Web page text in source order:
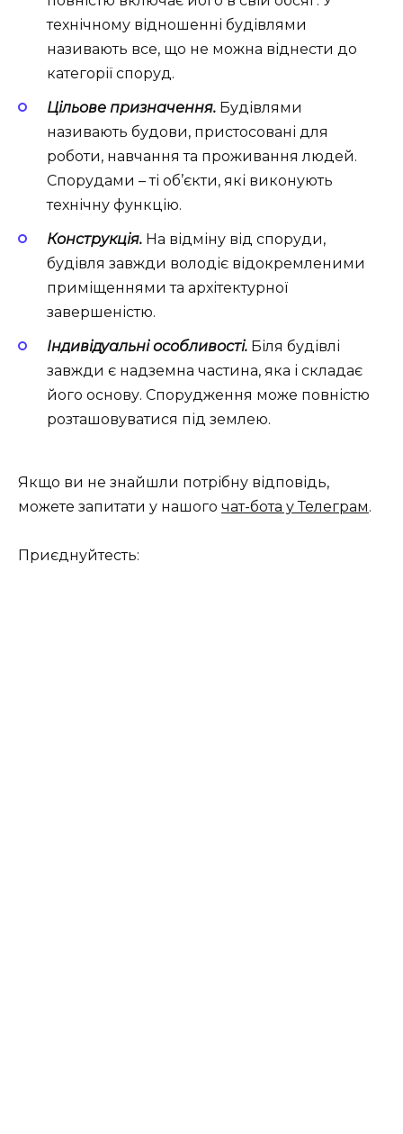
технічному відношенні будівлями
називають все, що не можна віднести до
категорії споруд.
Цільове призначення. Будівлями
називають будови, пристосовані для
роботи, навчання та проживання людей.
Спорудами – ті об’єкти, які виконують
технічну функцію.
Конструкція. На відміну від споруди,
будівля завжди володіє відокремленими
приміщеннями та архітектурної
завершеністю.
Індивідуальні особливості. Біля будівлі
завжди є надземна частина, яка і складає
його основу. Спорудження може повністю
розташовуватися під землею.
Якщо ви не знайшли потрібну відповідь,
можете запитати у нашого чат-бота у Телеграм.
Приєднуйтесть: